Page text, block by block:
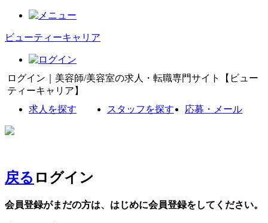
ビューティーキャリア
ログイン｜美容師/美容室の求人・転職専門サイト【ビュー
ティーキャリア】
求人を探す
スタッフを探す 応募・メール
戻る ログイン
会員登録がまだの方は、はじめに会員登録をしてください。